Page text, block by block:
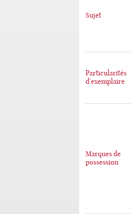
Sujet
Particularités
d'exemplaire
Marques de
possession